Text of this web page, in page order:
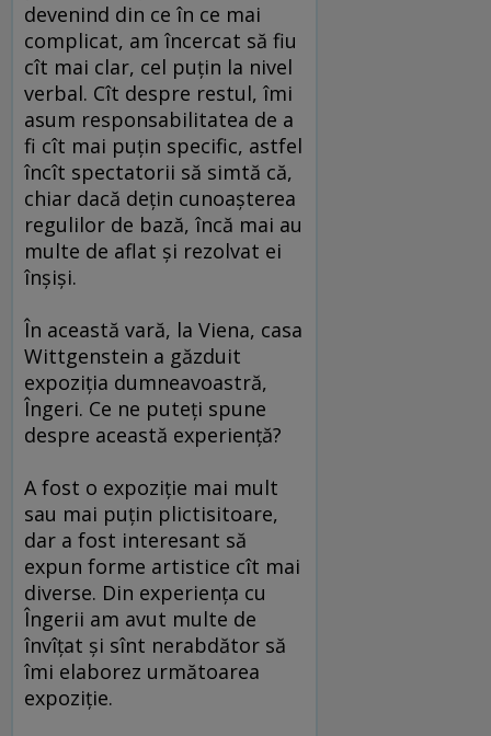
devenind din ce în ce mai
complicat, am încercat să fiu
cît mai clar, cel puțin la nivel
verbal. Cît despre restul, îmi
asum responsabilitatea de a
fi cît mai puțin specific, astfel
încît spectatorii să simtă că,
chiar dacă dețin cunoașterea
regulilor de bază, încă mai au
multe de aflat și rezolvat ei
înșiși.
În această vară, la Viena, casa
Wittgenstein a găzduit
expoziția dumneavoastră,
Îngeri. Ce ne puteți spune
despre această experiență?
A fost o expoziție mai mult
sau mai puțin plictisitoare,
dar a fost interesant să
expun forme artistice cît mai
diverse. Din experiența cu
Îngerii am avut multe de
învîțat și sînt nerabdător să
îmi elaborez următoarea
expoziție.